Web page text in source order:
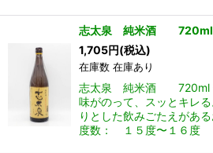
志太泉 純米酒 720ml
1,705円(税込)
在庫数 在庫あり
志太泉 純米酒 720ml
味がのって、スッとキレ
りとした飲みごたえがあ
度数： １５度〜１６